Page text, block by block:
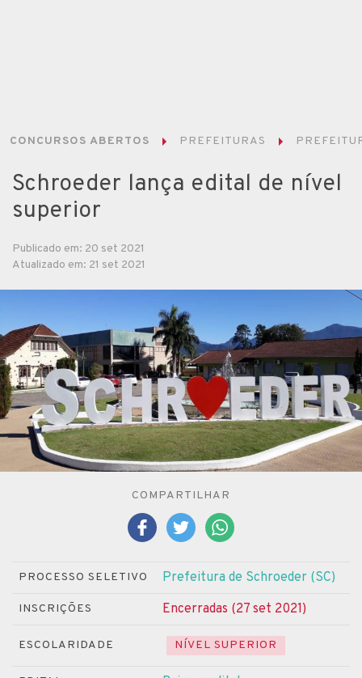
CONCURSOS ABERTOS PREFEITURAS
Schroeder lança edital de nível
superior
Publicado em: 20 set 2021
Atualizado em: 21 set 2021
COMPARTILHAR
PROCESSO SELETIVO Prefeitura de Schroeder (SC)
INSCRIÇÕES Encerradas (27 set 2021)
ESCOLARIDADE NÍVEL SUPERIOR